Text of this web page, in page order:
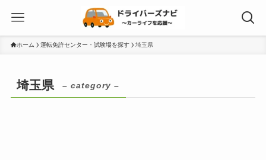
ホーム 運転免許センター・試験場を探す 埼玉県
埼玉県 – category –